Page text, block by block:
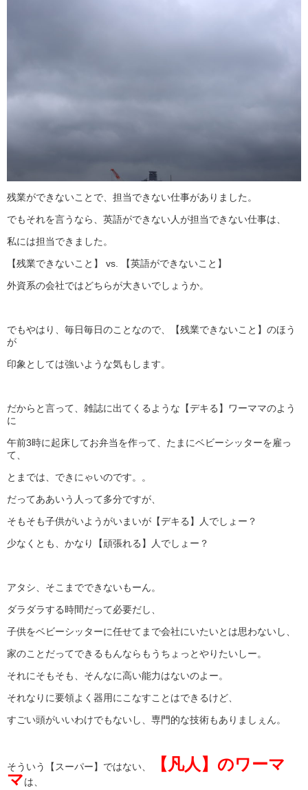
残業ができないことで、担当できない仕事がありました。
でもそれを言うなら、英語ができない人が担当できない仕事は、
私には担当できました。
【残業できないこと】 vs. 【英語ができないこと】
外資系の会社ではどちらが大きいでしょうか。
でもやはり、毎日毎日のことなので、【残業できないこと】のほう
が
印象としては強いような気もします。
だからと言って、雑誌に出てくるような【デキる】ワーママのよう
に
午前3時に起床してお弁当を作って、たまにベビーシッターを雇っ
て、
とまでは、できにゃいのです。。
だってああいう人って多分ですが、
そもそも子供がいようがいまいが【デキる】人でしょー？
少なくとも、かなり【頑張れる】人でしょー？
アタシ、そこまでできないもーん。
ダラダラする時間だって必要だし、
子供をベビーシッターに任せてまで会社にいたいとは思わないし、
家のことだってできるもんならもうちょっとやりたいしー。
それにそもそも、そんなに高い能力はないのよー。
それなりに要領よく器用にこなすことはできるけど、
すごい頭がいいわけでもないし、専門的な技術もありましぇん。
そういう【スーパー】ではない、
【凡人】のワーマ
マ は、